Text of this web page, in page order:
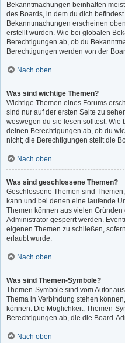
Bekanntmachungen beinhalten
des Boards, in dem du dich
Bekanntmachungen erscheinen
erstellt wurden. Wie bei globalen
Berechtigungen ab, ob du
Berechtigungen werden von der
Nach oben
Was sind wichtige Themen?
Wichtige Themen eines Forums
sind nur auf der ersten Seite zu
weswegen du sie lesen solltest. Wie
deinen Berechtigungen ab, ob du
nicht; die Berechtigungen stellt die
Nach oben
Was sind geschlossene Themen?
Geschlossene Themen sind
kann und bei denen eine laufende
Themen können aus vielen
Administrator gesperrt werden.
eigenen Themen zu schließen,
erlaubt wurde.
Nach oben
Was sind Themen-Symbole?
Themen-Symbole sind vom Autor
Thema in Verbindung stehen
können. Die Möglichkeit, Themen-
Berechtigungen ab, die die Board-
Nach oben